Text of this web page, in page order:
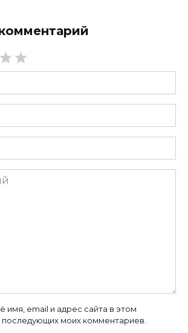
имя, email и адрес сайта в этом
последующих моих комментариев.